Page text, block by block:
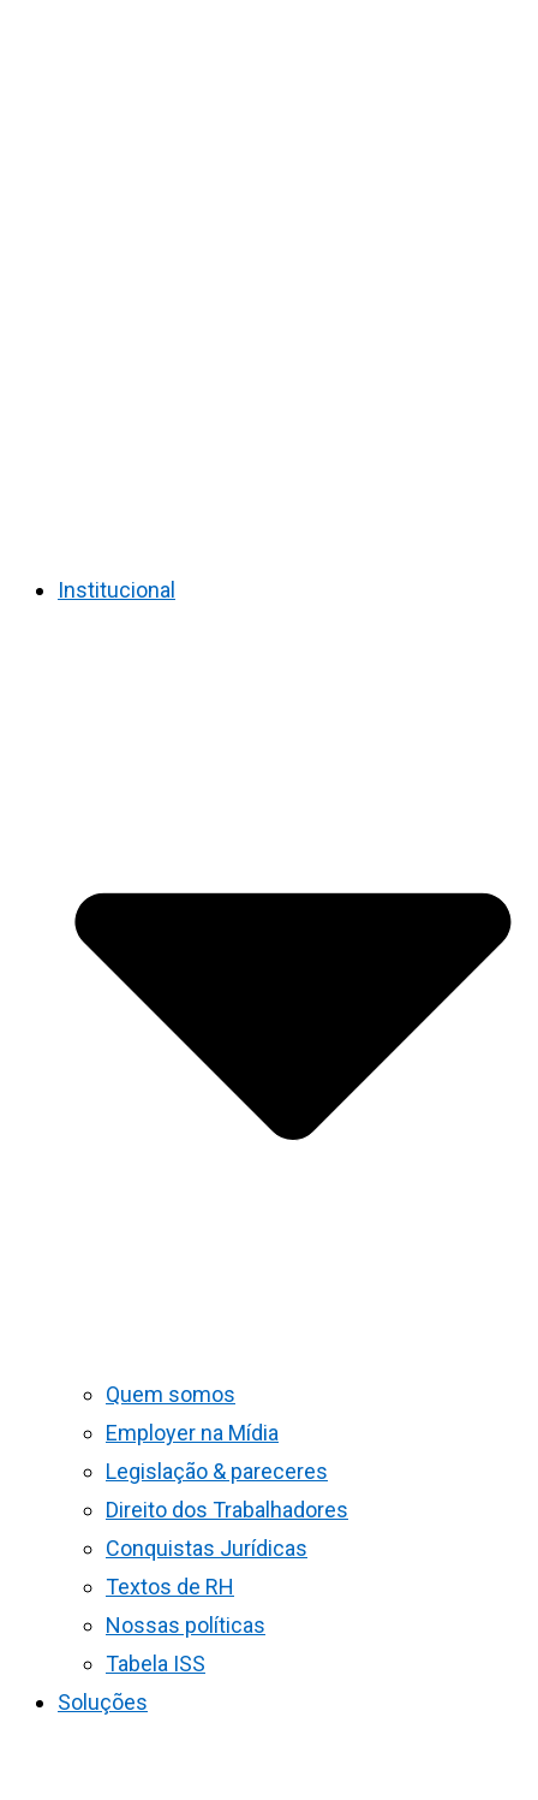
Institucional
Quem somos
Employer na Mídia
Legislação & pareceres
Direito dos Trabalhadores
Conquistas Jurídicas
Textos de RH
Nossas políticas
Tabela ISS
Soluções